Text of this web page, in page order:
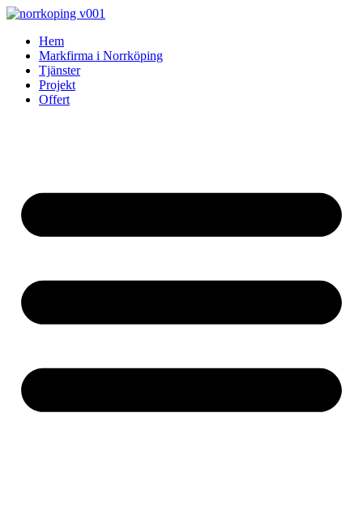
Skip
contentHem
Markfirma i Norrköping
Tjänster
Projekt
Offert